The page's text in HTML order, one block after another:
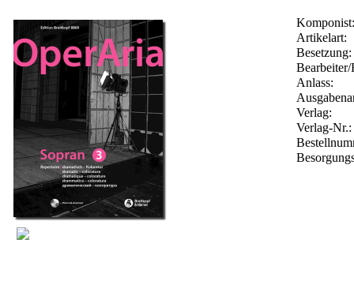
Komponist:
Artikelart:
Besetzung:
Anlass:
Verlag:
Verlag-Nr.: